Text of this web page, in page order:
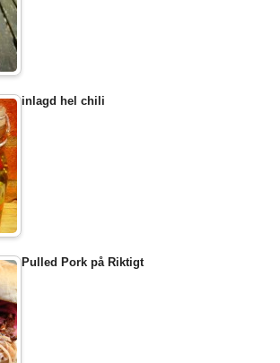
inlagd hel chili
Pulled Pork på Riktigt